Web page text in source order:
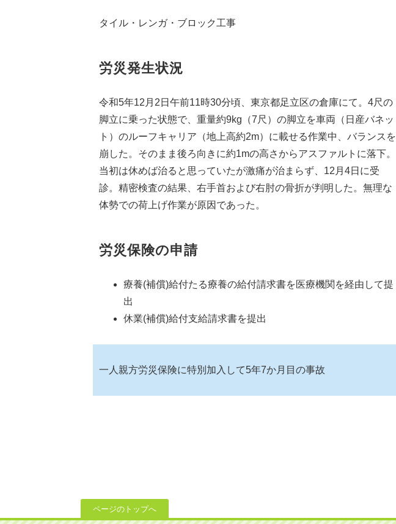
タイル・レンガ・ブロック工事
労災発生状況
令和5年12月2日午前11時30分頃、東京都足立区の倉庫にて。4尺の
脚立に乗った状態で、重量約9kg（7尺）の脚立を車両（日産バネッ
ト）のルーフキャリア（地上高約2m）に載せる作業中、バランスを
崩した。そのまま後ろ向きに約1mの高さからアスファルトに落下。
当初は休めば治ると思っていたが激痛が治まらず、12月4日に受
診。精密検査の結果、右手首および右肘の骨折が判明した。無理な
体勢での荷上げ作業が原因であった。
労災保険の申請
療養(補償)給付たる療養の給付請求書を医療機関を経由して提
出
休業(補償)給付支給請求書を提出
一人親方労災保険に特別加入して5年7か月目の事故
ページのトップへ